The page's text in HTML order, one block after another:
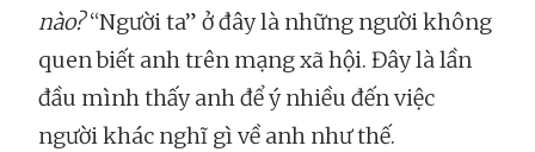
nào?“Người ta” ở đây là những người không
quen biết anh trên mạng xã hội. Đây là lần
đầu mình thấy anh để ý nhiều đến việc
người khác nghĩ gì về anh như thế.